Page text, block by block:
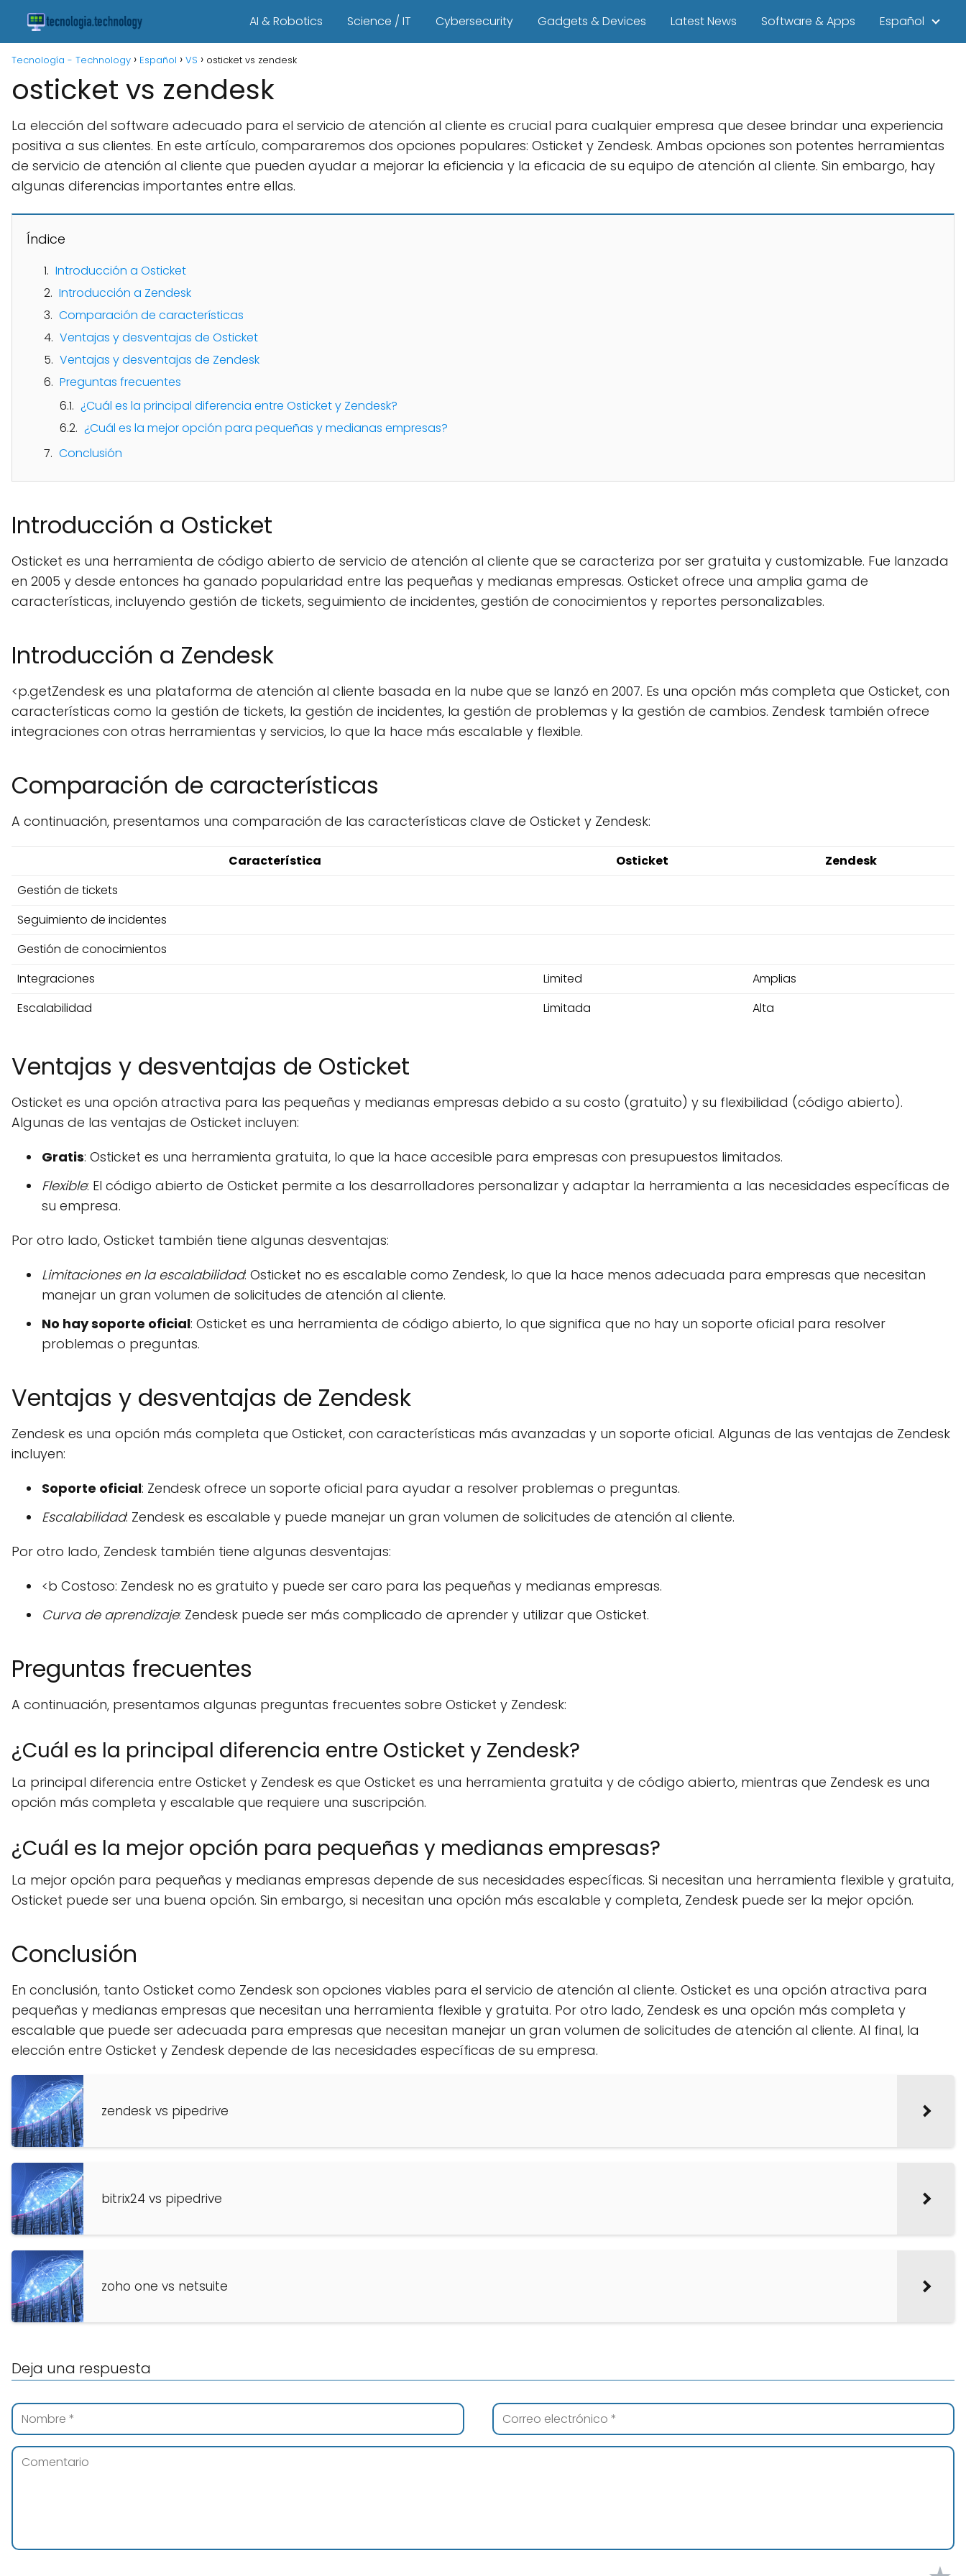
AI & Robotics Science / IT Cybersecurity Gadgets & Devices Latest News Software & Apps Español
Tecnología - Technology Español VS osticket vs zendesk
osticket vs zendesk
La elección del software adecuado para el servicio de atención al cliente es crucial para cualquier empresa que desee brindar una experiencia
positiva a sus clientes. En este artículo, compararemos dos opciones populares: Osticket y Zendesk. Ambas opciones son potentes herramientas
de servicio de atención al cliente que pueden ayudar a mejorar la eficiencia y la eficacia de su equipo de atención al cliente. Sin embargo, hay
algunas diferencias importantes entre ellas.
Índice
Introducción a Osticket
Introducción a Zendesk
Comparación de características
Ventajas y desventajas de Osticket
Ventajas y desventajas de Zendesk
Preguntas frecuentes
¿Cuál es la principal diferencia entre Osticket y Zendesk?
¿Cuál es la mejor opción para pequeñas y medianas empresas?
Conclusión
Introducción a Osticket
Osticket es una herramienta de código abierto de servicio de atención al cliente que se caracteriza por ser gratuita y customizable. Fue lanzada
en 2005 y desde entonces ha ganado popularidad entre las pequeñas y medianas empresas. Osticket ofrece una amplia gama de
características, incluyendo gestión de tickets, seguimiento de incidentes, gestión de conocimientos y reportes personalizables.
Introducción a Zendesk
<p.getZendesk es una plataforma de atención al cliente basada en la nube que se lanzó en 2007. Es una opción más completa que Osticket, con
características como la gestión de tickets, la gestión de incidentes, la gestión de problemas y la gestión de cambios. Zendesk también ofrece
integraciones con otras herramientas y servicios, lo que la hace más escalable y flexible.
Comparación de características
A continuación, presentamos una comparación de las características clave de Osticket y Zendesk:
Característica Osticket
Zendesk
Gestión de tickets
Seguimiento de incidentes
Gestión de conocimientos
Integraciones
Limited
Amplias
Escalabilidad
Limitada Alta
Ventajas y desventajas de Osticket
Osticket es una opción atractiva para las pequeñas y medianas empresas debido a su costo (gratuito) y su flexibilidad (código abierto).
Algunas de las ventajas de Osticket incluyen:
Gratis: Osticket es una herramienta gratuita, lo que la hace accesible para empresas con presupuestos limitados.
Flexible: El código abierto de Osticket permite a los desarrolladores personalizar y adaptar la herramienta a las necesidades específicas de
su empresa.
Por otro lado, Osticket también tiene algunas desventajas:
Limitaciones en la escalabilidad: Osticket no es escalable como Zendesk, lo que la hace menos adecuada para empresas que necesitan
manejar un gran volumen de solicitudes de atención al cliente.
No hay soporte oficial: Osticket es una herramienta de código abierto, lo que significa que no hay un soporte oficial para resolver
problemas o preguntas.
Ventajas y desventajas de Zendesk
Zendesk es una opción más completa que Osticket, con características más avanzadas y un soporte oficial. Algunas de las ventajas de Zendesk
incluyen:
Soporte oficial: Zendesk ofrece un soporte oficial para ayudar a resolver problemas o preguntas.
Escalabilidad: Zendesk es escalable y puede manejar un gran volumen de solicitudes de atención al cliente.
Por otro lado, Zendesk también tiene algunas desventajas:
<b Costoso: Zendesk no es gratuito y puede ser caro para las pequeñas y medianas empresas.
Curva de aprendizaje: Zendesk puede ser más complicado de aprender y utilizar que Osticket.
Preguntas frecuentes
A continuación, presentamos algunas preguntas frecuentes sobre Osticket y Zendesk:
¿Cuál es la principal diferencia entre Osticket y Zendesk?
La principal diferencia entre Osticket y Zendesk es que Osticket es una herramienta gratuita y de código abierto, mientras que Zendesk es una
opción más completa y escalable que requiere una suscripción.
¿Cuál es la mejor opción para pequeñas y medianas empresas?
La mejor opción para pequeñas y medianas empresas depende de sus necesidades específicas. Si necesitan una herramienta flexible y gratuita,
Osticket puede ser una buena opción. Sin embargo, si necesitan una opción más escalable y completa, Zendesk puede ser la mejor opción.
Conclusión
En conclusión, tanto Osticket como Zendesk son opciones viables para el servicio de atención al cliente. Osticket es una opción atractiva para
pequeñas y medianas empresas que necesitan una herramienta flexible y gratuita. Por otro lado, Zendesk es una opción más completa y
escalable que puede ser adecuada para empresas que necesitan manejar un gran volumen de solicitudes de atención al cliente. Al final, la
elección entre Osticket y Zendesk depende de las necesidades específicas de su empresa.
zendesk vs pipedrive
bitrix24 vs pipedrive
zoho one vs netsuite
Deja una respuesta